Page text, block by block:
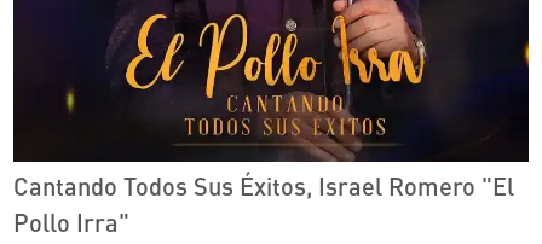
Cantando Todos Sus Éxitos, Israel Romero "El
Pollo Irra"